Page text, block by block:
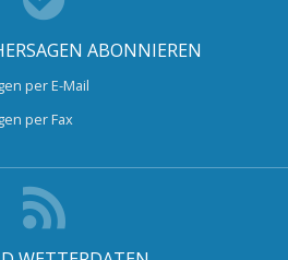
ABONNIEREN
per E-Mail
per Fax